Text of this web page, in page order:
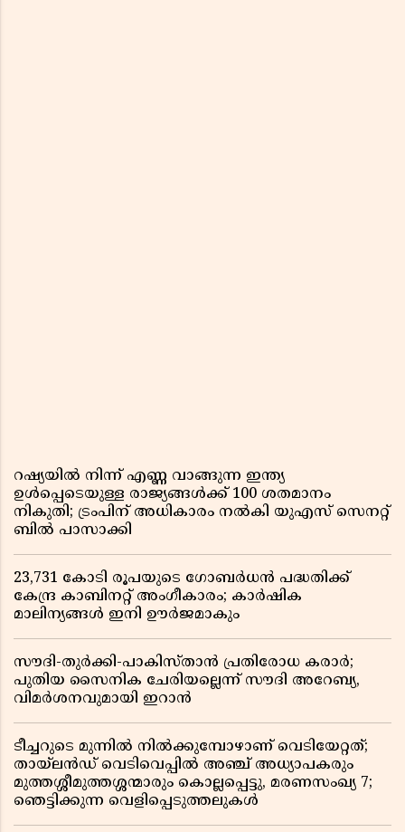
റഷ്യയിൽ നിന്ന് എണ്ണ വാങ്ങുന്ന ഇന്ത്യ
ഉൾപ്പെടെയുള്ള രാജ്യങ്ങൾക്ക് 100 ശതമാനം
നികുതി; ട്രംപിന് അധികാരം നൽകി യുഎസ് സെനറ്റ്
ബിൽ പാസാക്കി
23,731 കോടി രൂപയുടെ ഗോബർധൻ പദ്ധതിക്ക്
കേന്ദ്ര കാബിനറ്റ് അംഗീകാരം; കാർഷിക
മാലിന്യങ്ങൾ ഇനി ഊർജമാകും
സൗദി-തുർക്കി-പാകിസ്താൻ പ്രതിരോധ കരാർ;
പുതിയ സൈനിക ചേരിയല്ലെന്ന് സൗദി അറേബ്യ,
വിമർശനവുമായി ഇറാൻ
ടീച്ചറുടെ മുന്നിൽ നിൽക്കുമ്പോഴാണ് വെടിയേറ്റത്;
തായ്‌ലൻഡ് വെടിവെപ്പിൽ അഞ്ച് അധ്യാപകരും
മുത്തശ്ശീമുത്തശ്ശന്മാരും കൊല്ലപ്പെട്ടു, മരണസംഖ്യ 7;
ഞെട്ടിക്കുന്ന വെളിപ്പെടുത്തലുകൾ